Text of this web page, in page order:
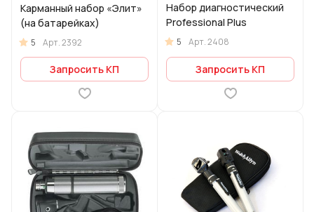
Карманный набор «Элит»
(на батарейках)
5 Арт.2392
Запросить КП
Набор диагностический
Professional Plus
5 Арт.2408
Запросить КП